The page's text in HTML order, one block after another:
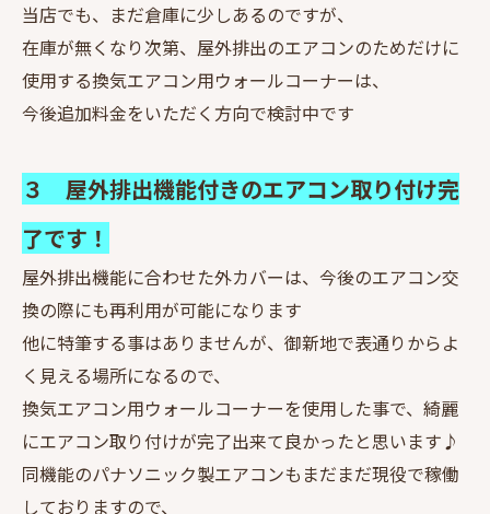
当店でも、まだ倉庫に少しあるのですが、
在庫が無くなり次第、屋外排出のエアコンのためだけに
使用する換気エアコン用ウォールコーナーは、
今後追加料金をいただく方向で検討中です
３ 屋外排出機能付きのエアコン取り付け完
了です！
屋外排出機能に合わせた外カバーは、今後のエアコン交
換の際にも再利用が可能になります
他に特筆する事はありませんが、御新地で表通りからよ
く見える場所になるので、
換気エアコン用ウォールコーナーを使用した事で、綺麗
にエアコン取り付けが完了出来て良かったと思います♪
同機能のパナソニック製エアコンもまだまだ現役で稼働
しておりますので、